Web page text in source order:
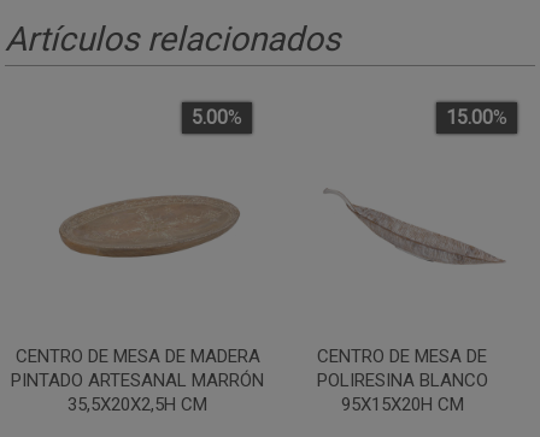
Artículos relacionados
CENTRO DE MESA DE MADERA
PINTADO ARTESANAL MARRÓN
35,5X20X2,5H CM
5.00%
CENTRO DE MESA DE
POLIRESINA BLANCO
95X15X20H CM
15.00%